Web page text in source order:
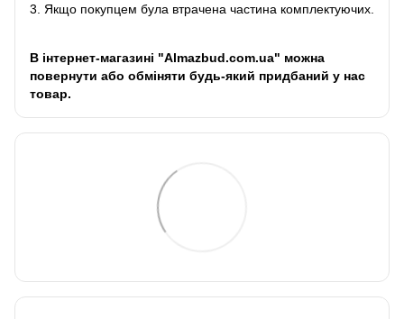
3. Якщо покупцем була втрачена частина комплектуючих.
В інтернет-магазині "Almazbud.com.ua" можна
повернути або обміняти будь-який придбаний у нас
товар.